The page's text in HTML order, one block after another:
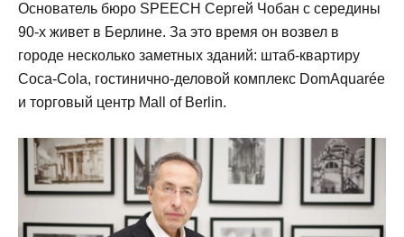
Основатель бюро SPEECH Сергей Чобан с середины
90-х живет в Берлине. За это время он возвел в
городе несколько заметных зданий: штаб-квартиру
Coca-Cola, гостинично-деловой комплекс DomAquarée
и торговый центр Mall of Berlin.